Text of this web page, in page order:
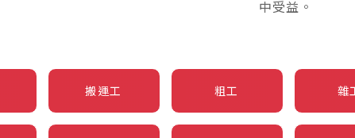
中受益。
搬運工 粗工 雜